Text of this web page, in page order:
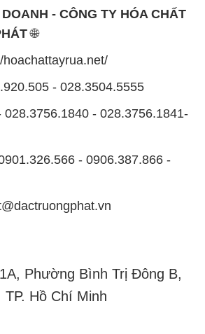
- CÔNG TY HÓA CHẤT
🌐
hoachattayrua.net/
- 028.3504.5555
028.3756.1840 - 028.3756.1841-
- 0906.387.866 -
Phường Bình Trị Đông B,
Hồ Chí Minh